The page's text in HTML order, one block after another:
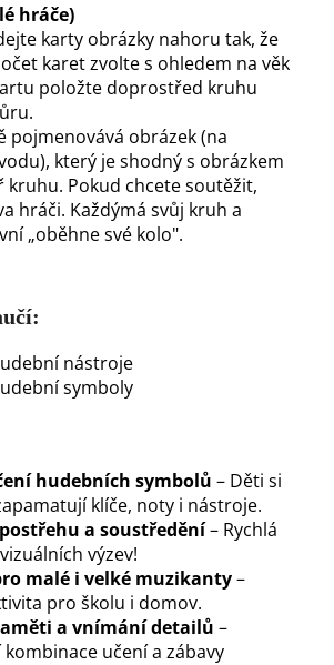
hráče)
karty obrázky nahoru tak, že
karet zvolte s ohledem na věk
položte doprostřed kruhu
pojmenovává obrázek (na
který je shodný s obrázkem
kruhu. Pokud chcete soutěžit,
hráči. Každýmá svůj kruh a
„oběhne své kolo".
nástroje
symboly
hudebních symbolů – Děti si
klíče, noty i nástroje.
a soustředění– Rychlá
výzev!
malé i velké muzikanty–
pro školu i domov.
a vnímání detailů –
učení a zábavy